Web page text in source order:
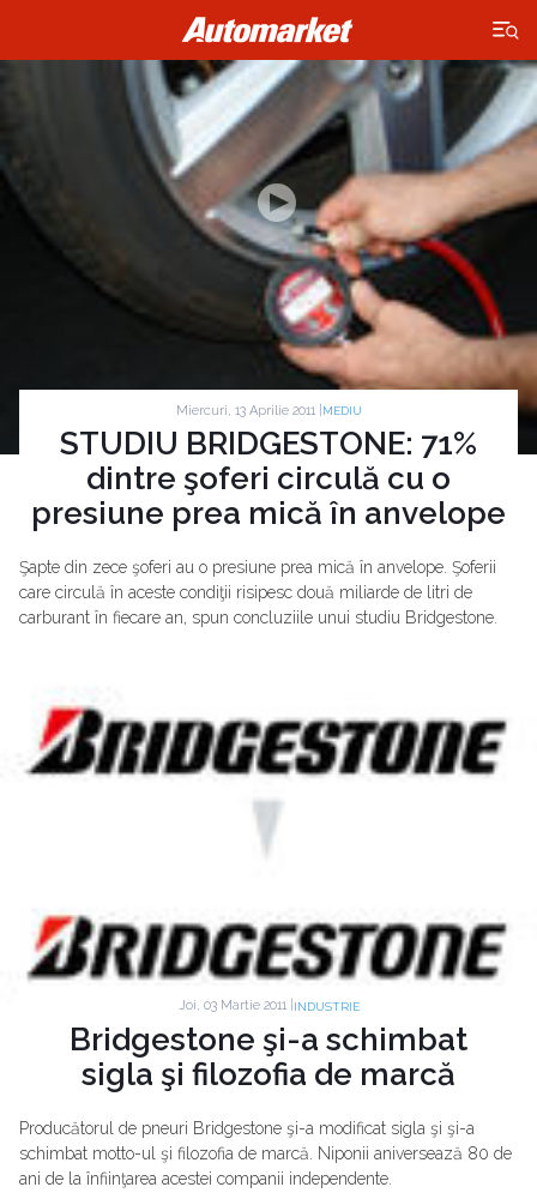
×
Miercuri, 13 Aprilie 2011 | MEDIU
STUDIU BRIDGESTONE: 71%
dintre şoferi circulă cu o
presiune prea mică în anvelope
Şapte din zece şoferi au o presiune prea mică în anvelope. Şoferii
care circulă în aceste condiţii risipesc două miliarde de litri de
carburant în fiecare an, spun concluziile unui studiu Bridgestone.
Joi, 03 Martie 2011 | INDUSTRIE
Bridgestone şi-a schimbat
sigla şi filozofia de marcă
Producătorul de pneuri Bridgestone şi-a modificat sigla şi şi-a
schimbat motto-ul şi filozofia de marcă. Niponii aniversează 80 de
ani de la înfiinţarea acestei companii independente.